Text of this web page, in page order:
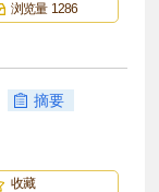
浏览量 1286
摘要
收藏